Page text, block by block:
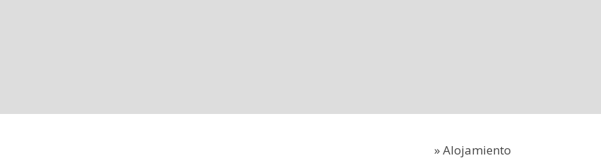
»Alojamiento